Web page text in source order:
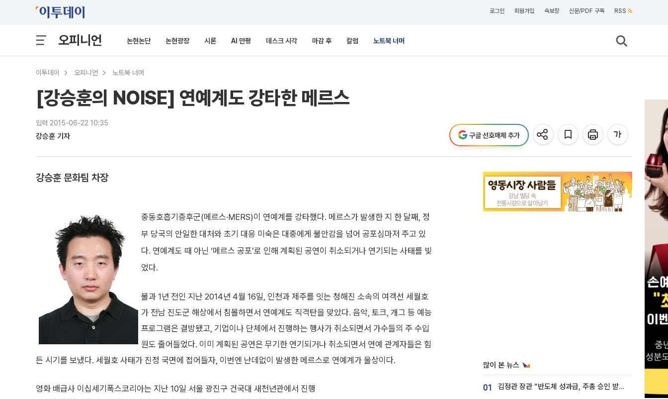
로그인 회원가입 속보창 신문/PDF 구독 RSS
오피니언 논현논단 논현광장 시론 AI 만평 데스크 시각 마감 후 칼럼 노트북 너머
이투데이 오피니언 노트북 너머
[강승훈의 NOISE] 연예계도 강타한 메르스
입력 2015-06-22 10:35
강승훈 기자 구글 선호매체 추가
강승훈 문화팀 차장
중동호흡기증후군(메르스·MERS)이 연예계를 강타했다. 메르스가 발생한 지 한 달째, 정
부 당국의 안일한 대처와 초기 대응 미숙은 대중에게 불안감을 넘어 공포심마저 주고 있
다. 연예계도 때 아닌 ‘메르스 공포’로 인해 계획된 공연이 취소되거나 연기되는 사태를 빚
었다.
불과 1년 전인 지난 2014년 4월 16일, 인천과 제주를 잇는 청해진 소속의 여객선 세월호
가 전남 진도군 해상에서 침몰하면서 연예계도 직격탄을 맞았다. 음악, 토크, 개그 등 예능
프로그램은 결방됐고, 기업이나 단체에서 진행하는 행사가 취소되면서 가수들의 주 수입
원도 줄어들었다. 이미 계획된 공연은 무기한 연기되거나 취소되면서 연예 관계자들은 힘
든 시기를 보냈다. 세월호 사태가 진정 국면에 접어들자, 이번엔 난데없이 발생한 메르스로 연예계가 울상이다.
영화 배급사 이십세기폭스코리아는 지난 10일 서울 광진구 건국대 새천년관에서 진행
많이 본 뉴스
01 김정관 장관 “반도체 성과급, 주총 승인 받도록”…상법·자본시장법 개정 시사